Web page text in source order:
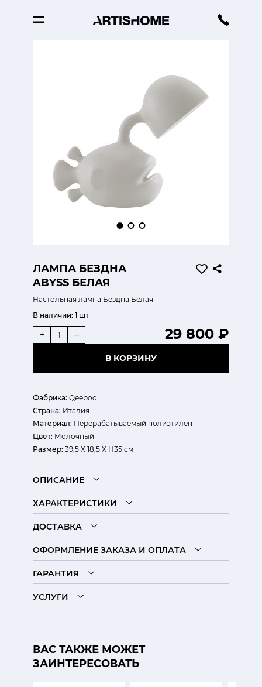
ЛАМПА БЕЗДНА
ABYSS БЕЛАЯ
Настольная лампа Бездна Белая
Фабрика: Qeeboo
Страна: Италия
Материал: Перерабатываемый полиэтилен
Цвет: Молочный
Размер: 39,5 X 18,5 X H35 см
В наличии: 1 шт
29 800 ₽
+ –
В КОРЗИНУ
ОПИСАНИЕ
ХАРАКТЕРИСТИКИ
ДОСТАВКА
ОФОРМЛЕНИЕ ЗАКАЗА И ОПЛАТА
ГАРАНТИЯ
УСЛУГИ
ВАС ТАКЖЕ МОЖЕТ
ЗАИНТЕРЕСОВАТЬ